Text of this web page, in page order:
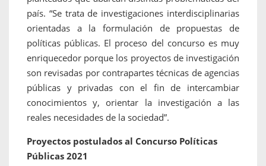
país. “Se trata de investigaciones interdisciplinarias
orientadas a la formulación de propuestas de
políticas públicas. El proceso del concurso es muy
enriquecedor porque los proyectos de investigación
son revisadas por contrapartes técnicas de agencias
públicas y privadas con el fin de intercambiar
conocimientos y, orientar la investigación a las
reales necesidades de la sociedad”.
Proyectos postulados al Concurso Políticas
Públicas 2021